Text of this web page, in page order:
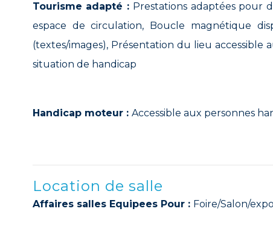
Tourisme adapté : Prestations adaptées pour
espace de circulation, Boucle magnétique
(textes/images), Présentation du lieu accessible
situation de handicap
Handicap moteur : Accessible aux personnes
Location de salle
Affaires salles Equipees Pour : Foire/Salon/